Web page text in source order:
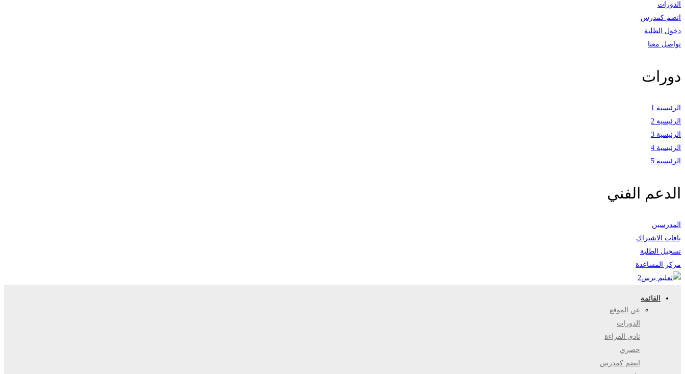
الدورات
انضم كمدرس
دخول الطلبة
تواصل معنا
دورات
الرئيسية 1
الرئيسية 2
الرئيسية 3
الرئيسية 4
الرئيسية 5
الدعم الفني
المدرسين
باقات الاشتراك
تسجيل الطلبة
مركز المساعدة
القائمة
عن الموقع
الدورات
نادي القراءة
حصري
انضم كمدرس